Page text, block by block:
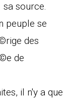
source.
peuple se
des
de
il n'y a que